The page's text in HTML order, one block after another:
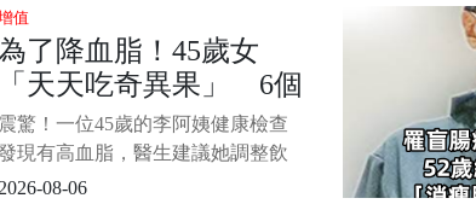
梗。 腦梗的出現主要是因為某種
原因，讓腦部血管出現了血流上的
阻礙，造成腦組織的缺血，以及相
應的組織出現了神經性功能的缺
失。 對人的生活影
值
了降血脂！45歲女
「天天吃奇異果」 6個
月後「到醫院檢查」結
呆住了
震驚！一位45歲的李阿姨健康檢查
現有高血脂，醫生建議她調整飲
食並服藥，但她卻選擇了一條不尋
2026-08-06